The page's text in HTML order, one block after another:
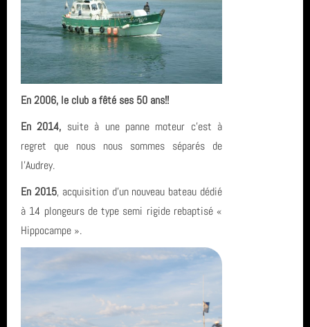
inscription
L'Estartit
plongee
Espagne
biologie
octobre 2022
tarif
centre de plongée
Egypte
année 2022 (5)
année 2021 (2)
année 2020 (3)
année 2019 (5)
année 2018 (6)
année 2017 (10)
année 2016 (17)
année 2015 (2)
année 2011 (1)
En 2006, le club a fêté ses 50 ans!!
En 2014, suite à une panne moteur c'est à
regret que nous nous sommes séparés de
l'Audrey.
En 2015, acquisition d'un nouveau bateau dédié
à 14 plongeurs de type semi rigide rebaptisé «
Hippocampe ».